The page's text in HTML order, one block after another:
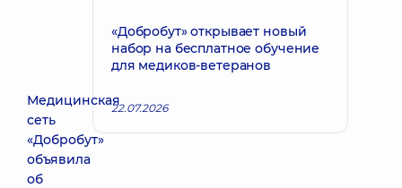
Медицинская
сеть
«Добробут»
объявила
об
«Добробут» открывает новый
набор на бесплатное обучение
для медиков-ветеранов
22.07.2026